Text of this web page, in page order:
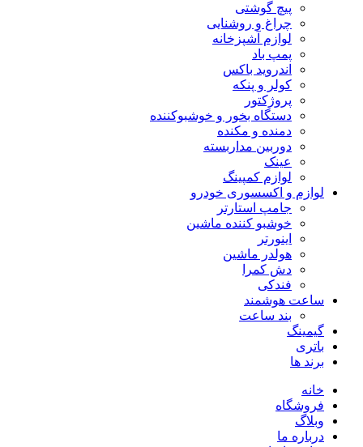
پیچ گوشتی
چراغ و روشنایی
لوازم آشپزخانه
پمپ باد
اندروید باکس
کولر و پنکه
پروژکتور
دستگاه بخور و خوشبوکننده
دمنده و مکنده
دوربین مداربسته
عینک
لوازم کمپینگ
لوازم و اکسسوری خودرو
جامپ استارتر
خوشبو کننده ماشین
اینورتر
هولدر ماشین
دش کمرا
فندکی
ساعت هوشمند
بند ساعت
گیمینگ
باتری
برند ها
خانه
فروشگاه
وبلاگ
درباره ما